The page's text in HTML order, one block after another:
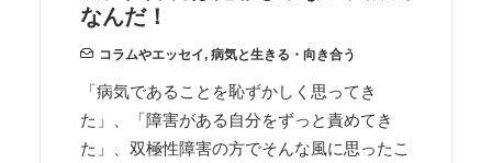
なんだ！
コラムやエッセイ, 病気と生きる・向き合う
「病気であることを恥ずかしく思ってき
た」、「障害がある自分をずっと責めてき
た」、双極性障害の方でそんな風に思ったこ